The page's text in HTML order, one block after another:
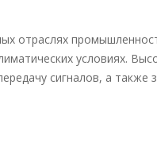
отраслях
условиях.
сигналов, а также